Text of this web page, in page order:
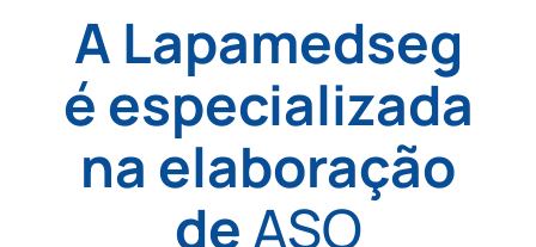
A Lapamedseg
é especializada
na elaboração
deASO